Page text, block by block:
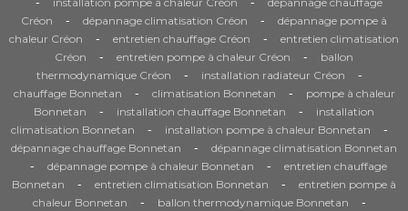
Créon
- dépannage climatisation Créon -
dépannage pompe à
chaleur Créon
- entretien chauffage Créon -
entretien climatisation
Créon
- entretien pompe à chaleur Créon -
ballon
thermodynamique Créon
- installation radiateur Créon -
chauffage Bonnetan - climatisation Bonnetan -
pompe à chaleur
Bonnetan
- installation chauffage Bonnetan -
installation
climatisation Bonnetan
- installation pompe à chaleur Bonnetan -
dépannage chauffage Bonnetan - dépannage climatisation Bonnetan
- dépannage pompe à chaleur Bonnetan -
entretien chauffage
Bonnetan
- entretien climatisation Bonnetan -
entretien pompe à
chaleur Bonnetan
- ballon thermodynamique Bonnetan -